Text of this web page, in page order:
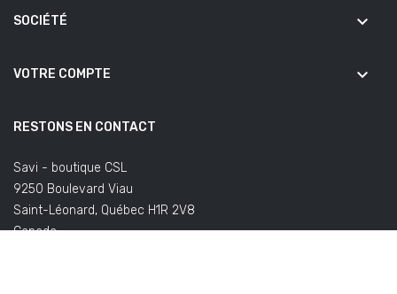
SOCIÉTÉ keyboard_arrow_down
VOTRE COMPTE keyboard_arrow_down
RESTONS EN CONTACT
Savi - boutique CSL
9250 Boulevard Viau
Saint-Léonard, Québec H1R 2V8
Canada